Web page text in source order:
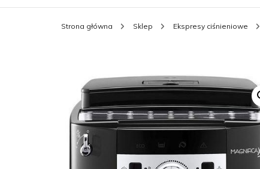
Strona główna Sklep Ekspresy ciśnieniowe